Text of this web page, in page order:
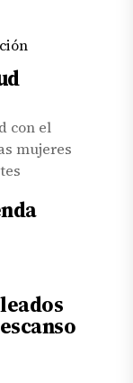
con el
mujeres